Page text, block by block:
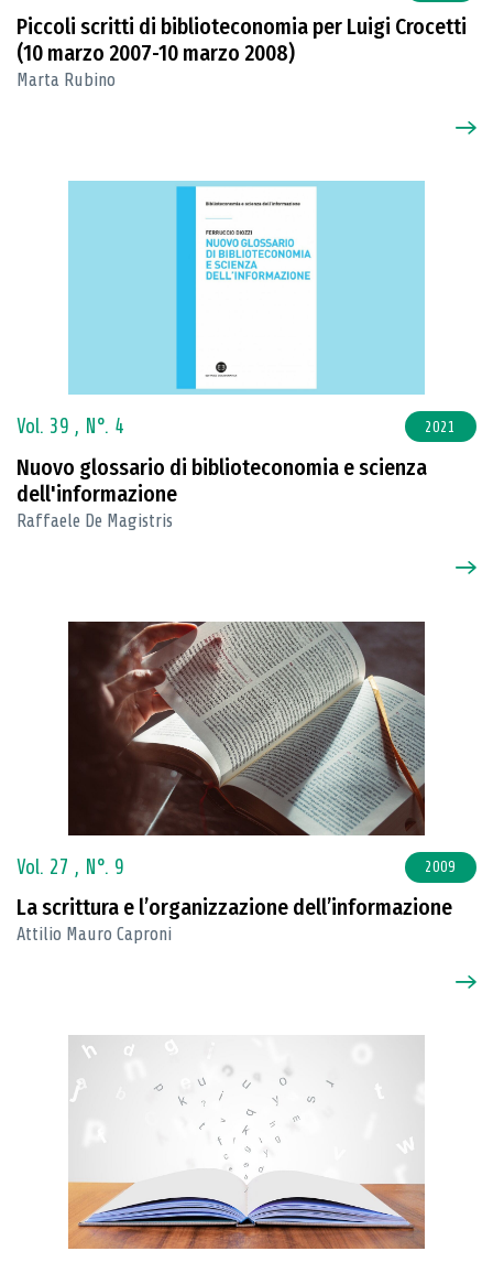
Piccoli scritti di biblioteconomia per Luigi Crocetti
(10 marzo 2007-10 marzo 2008)
Marta Rubino
Vol. 39 , N°. 4 2021
Nuovo glossario di biblioteconomia e scienza
dell'informazione
Raffaele De Magistris
Vol. 27 , N°. 9 2009
La scrittura e l’organizzazione dell’informazione
Attilio Mauro Caproni